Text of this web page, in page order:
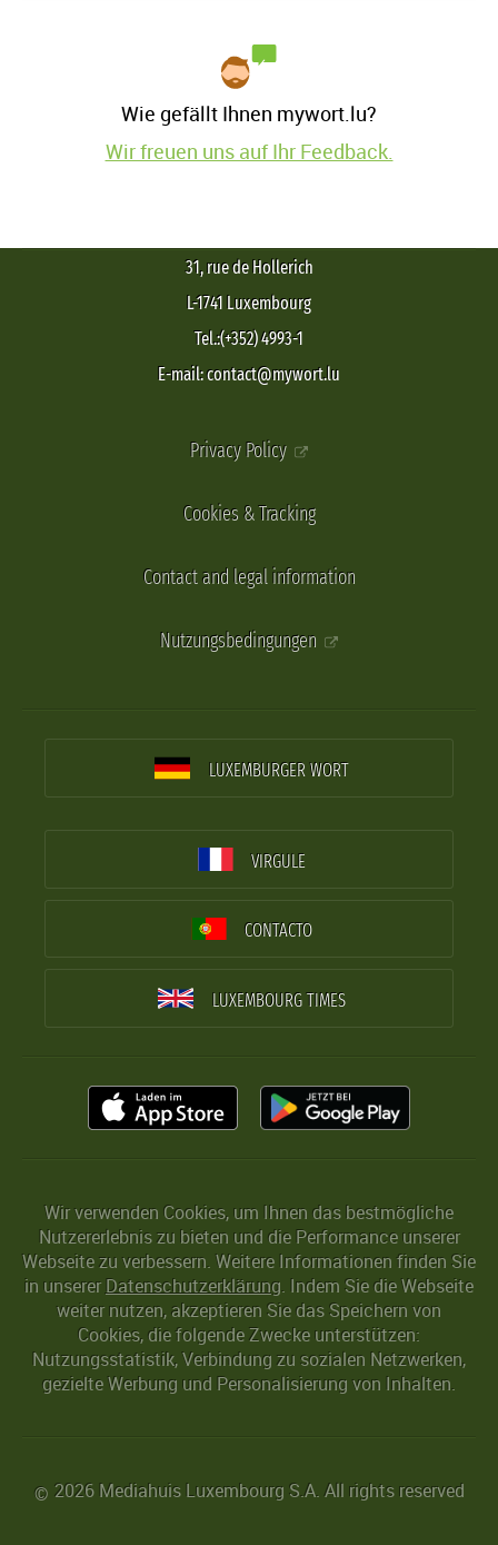
Wie gefällt Ihnen mywort.lu?
Wir freuen uns auf Ihr Feedback.
31, rue de Hollerich
L-1741 Luxembourg
Tel.:(+352) 4993-1
E-mail: contact@mywort.lu
Privacy Policy
Cookies & Tracking
Contact and legal information
Nutzungsbedingungen
LUXEMBURGER WORT
VIRGULE
CONTACTO
LUXEMBOURG TIMES
Wir verwenden Cookies, um Ihnen das bestmögliche
Nutzererlebnis zu bieten und die Performance unserer
Webseite zu verbessern. Weitere Informationen finden Sie
in unserer Datenschutzerklärung. Indem Sie die Webseite
weiter nutzen, akzeptieren Sie das Speichern von
Cookies, die folgende Zwecke unterstützen:
Nutzungsstatistik, Verbindung zu sozialen Netzwerken,
gezielte Werbung und Personalisierung von Inhalten.
© 2026 Mediahuis Luxembourg S.A. All rights reserved